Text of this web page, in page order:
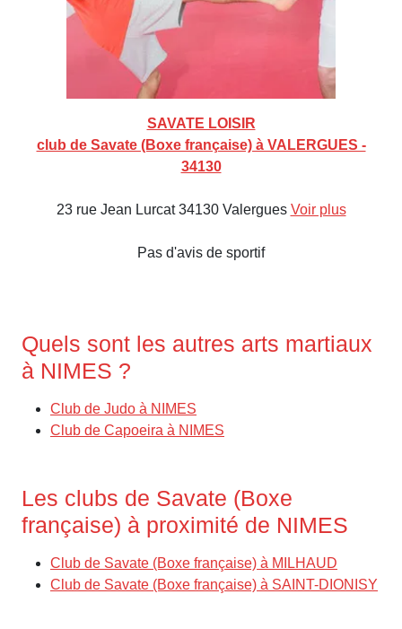
SAVATE LOISIR
club de Savate (Boxe française) à VALERGUES -
34130
23 rue Jean Lurcat 34130 Valergues Voir plus
Pas d'avis de sportif
Quels sont les autres arts martiaux
à NIMES ?
Club de Judo à NIMES
Club de Capoeira à NIMES
Les clubs de Savate (Boxe
française) à proximité de NIMES
Club de Savate (Boxe française) à MILHAUD
Club de Savate (Boxe française) à SAINT-DIONISY